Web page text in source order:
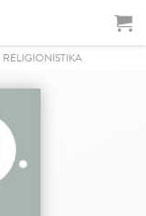
RELIGIONISTIKA